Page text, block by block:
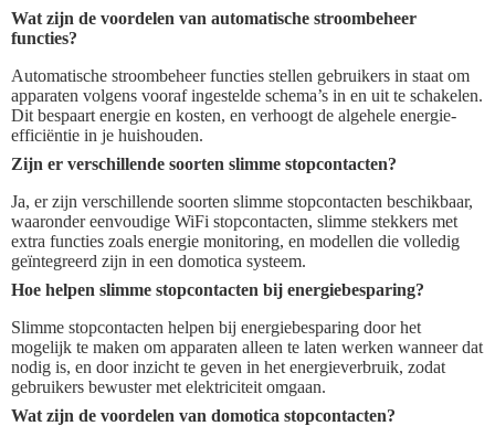
Wat zijn de voordelen van automatische stroombeheer
functies?
Automatische stroombeheer functies stellen gebruikers in staat om
apparaten volgens vooraf ingestelde schema’s in en uit te schakelen.
Dit bespaart energie en kosten, en verhoogt de algehele energie-
efficiëntie in je huishouden.
Zijn er verschillende soorten slimme stopcontacten?
Ja, er zijn verschillende soorten slimme stopcontacten beschikbaar,
waaronder eenvoudige WiFi stopcontacten, slimme stekkers met
extra functies zoals energie monitoring, en modellen die volledig
geïntegreerd zijn in een domotica systeem.
Hoe helpen slimme stopcontacten bij energiebesparing?
Slimme stopcontacten helpen bij energiebesparing door het
mogelijk te maken om apparaten alleen te laten werken wanneer dat
nodig is, en door inzicht te geven in het energieverbruik, zodat
gebruikers bewuster met elektriciteit omgaan.
Wat zijn de voordelen van domotica stopcontacten?